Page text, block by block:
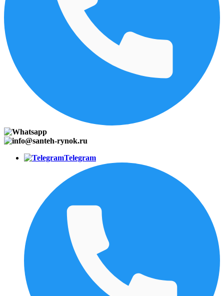
Telegram